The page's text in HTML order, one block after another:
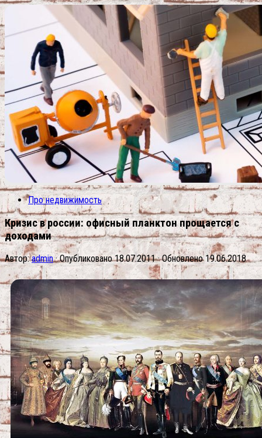
Про недвижимость
Кризис в россии: офисный планктон прощается с
доходами
Автор:admin · Опубликовано18.07.2011· Обновлено19.06.2018